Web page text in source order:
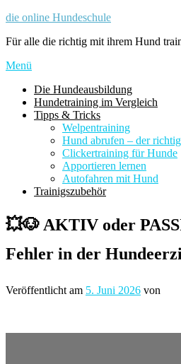
Zum
springen
die online Hundeschule
Für alle die richtig mit ihrem Hund
Menü
Die Hundeausbildung
Hundetraining im Vergleich
Tipps & Tricks
Welpentraining
Hund abrufen – der
Clickertraining für Hunde
Apportieren lernen
Autofahren mit Hund
Trainigszubehör
💥🐶 AKTIV oder
Fehler in der
Veröffentlicht am 5. Juni 2026 von